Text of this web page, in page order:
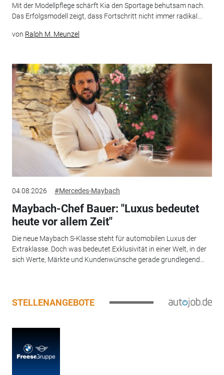
Mit der Modellpflege schärft Kia den Sportage behutsam nach.
Das Erfolgsmodell zeigt, dass Fortschritt nicht immer radikal...
von Ralph M. Meunzel
04.08.2026 #Mercedes-Maybach
Maybach-Chef Bauer: "Luxus bedeutet
heute vor allem Zeit"
Die neue Maybach S-Klasse steht für automobilen Luxus der
Extraklasse. Doch was bedeutet Exklusivität in einer Welt, in der
sich Werte, Märkte und Kundenwünsche gerade grundlegend...
STELLENANGEBOTE